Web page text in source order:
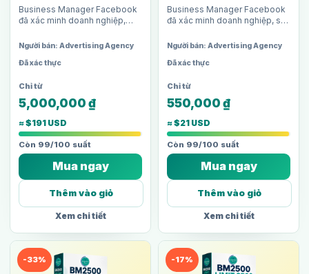
Business Manager Facebook
đã xác minh doanh nghiệp,
khoản quảng cáo, giới hạn chi
tiêu 250$/ngày mỗi TKQC. Phù
hợp…
Người bán: Advertising Agency
Đã xác thực
5,000,000 ₫
≈ $191 USD
Còn 99/100 suất
Mua ngay
Thêm vào giỏ
Xem chi tiết
Business Manager Facebook
đã xác minh doanh nghiệp, sở
giới hạn chi tiêu 50$/ngày mỗi
TKQC. Phù hợp cho shop…
Người bán: Advertising Agency
Đã xác thực
550,000 ₫
≈ $21 USD
Còn 99/100 suất
Mua ngay
Thêm vào giỏ
Xem chi tiết
-33% -17%